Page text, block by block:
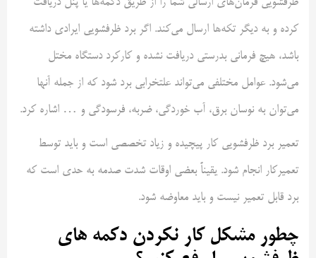
کرده و به دیگر تکه‌ها ارسال می‌کند. اگر برد ظرفشویی ایرادی داشته
باشد، هیچ فرمانی بدرستی دریافت نشده و کارکرد دستگاه مختل
می‌شود. عوامل مختلفی می‌تواند علتخرابی برد شود که از جمله آنها
می‌توان به نوسان برق، آب خوردگی، ضربه، فرسودگی و … اشاره کرد.
تعمیر برد ظرفشویی کار پیچیده و زیاد تخصصی است و باید توسط
تعمیرکار انجام شود. یقیناً بعضی اوقات شدت صدمه به حدی است که
برد قابل تعمیر نیست و باید معاوضه شود.
چطور مشکل کار نکردن دکمه های